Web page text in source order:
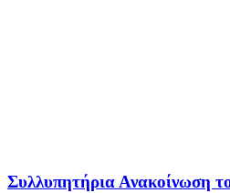
Συλλυπητήρια Ανακοίνωση